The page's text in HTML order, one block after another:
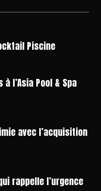
Piscine
l’Asia Pool & Spa
avec l’acquisition
rappelle l’urgence